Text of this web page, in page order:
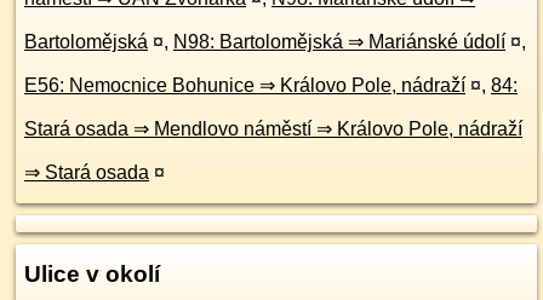
Bartolomějská ¤, N98: Bartolomějská ⇒ Mariánské údolí ¤,
E56: Nemocnice Bohunice ⇒ Královo Pole, nádraží ¤, 84:
Stará osada ⇒ Mendlovo náměstí ⇒ Královo Pole, nádraží
⇒ Stará osada ¤
Ulice v okolí